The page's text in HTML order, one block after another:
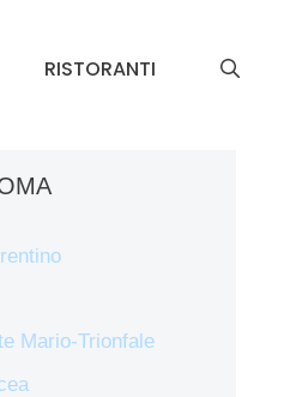
RISTORANTI
Mario-Trionfale